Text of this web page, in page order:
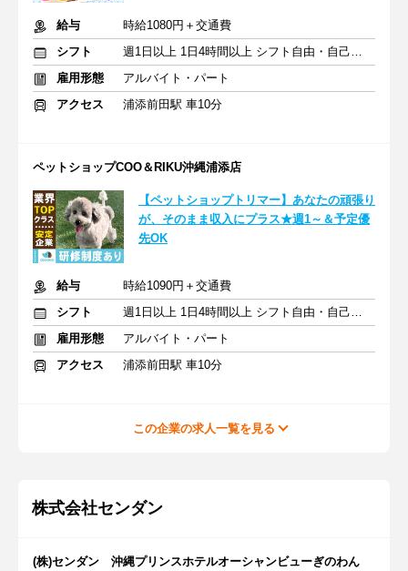
給与
時給1080円＋交通費
シフト
週1日以上 1日4時間以上 シフト自由・自己申告
雇用形態
アルバイト・パート
アクセス
浦添前田駅 車10分
ペットショップCOO＆RIKU沖縄浦添店
【ペットショップトリマー】あなたの頑張り
が、そのまま収入にプラス★週1～＆予定優
先OK
給与
時給1090円＋交通費
シフト
週1日以上 1日4時間以上 シフト自由・自己申告
雇用形態
アルバイト・パート
アクセス
浦添前田駅 車10分
この企業の求人一覧を見る
株式会社センダン
(株)センダン 沖縄プリンスホテルオーシャンビューぎのわん